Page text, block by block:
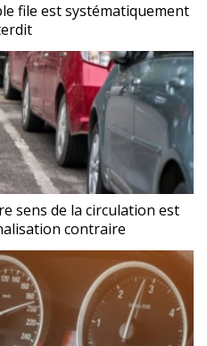
file est systématiquement
sens de la circulation est
contraire